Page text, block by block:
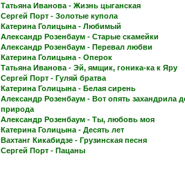
Татьяна Иванова - Жизнь цыганская
Сергей Порт - Золотые купола
Катерина Голицына - Любимый
Александр Розенбаум - Старые скамейки
Александр Розенбаум - Перевал любви
Катерина Голицына - Оперок
Татьяна Иванова - Эй, ямщик, гоника-ка к Яру
Сергей Порт - Гуляй братва
Катерина Голицына - Белая сирень
Александр Розенбаум - Вот опять захандрила
природа
Александр Розенбаум - Ты, любовь моя
Катерина Голицына - Десять лет
Вахтанг Кикабидзе - Грузинская песня
Сергей Порт - Пацаны